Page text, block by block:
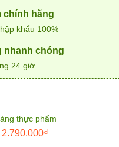
chính hãng
khẩu 100%
nhanh chóng
24 giờ
thực phẩm
Giá
2.790.000₫Giá